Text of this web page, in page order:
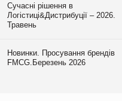
Сучасні рішення в
Логістиці&Дистрибуції – 2026.
Травень
Новинки. Просування брендів
FMCG.Березень 2026